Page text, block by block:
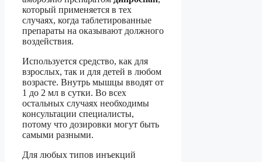
который применяется в тех
случаях, когда таблетированные
препараты на оказывают должного
воздействия.
Используется средство, как для
взрослых, так и для детей в любом
возрасте. Внутрь мышцы вводят от
1 до 2 мл в сутки. Во всех
остальных случаях необходимы
консультации специалисты,
потому что дозировки могут быть
самыми разными.
Для любых типов инъекций